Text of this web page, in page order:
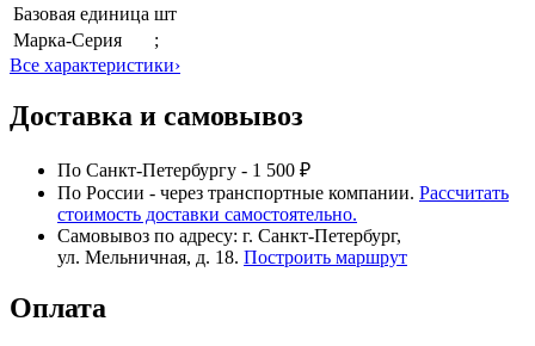
Базовая единица шт
Марка-Серия
;
Все характеристики›
Доставка и самовывоз
По Санкт-Петербургу - 1 500 ₽
По России - через транспортные компании. Рассчитать
стоимость доставки самостоятельно.
Самовывоз по адресу: г. Санкт-Петербург,
ул. Мельничная, д. 18. Построить маршрут
Оплата